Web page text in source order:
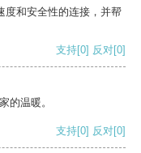
度和安全性的连接，并帮
支持[0] 反对[0]
的温暖。
支持[0] 反对[0]